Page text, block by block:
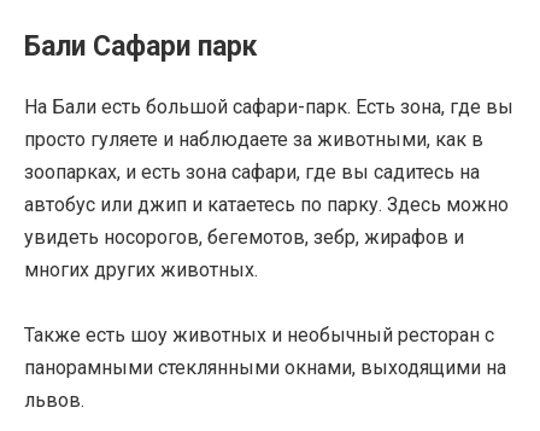
Бали Сафари парк
На Бали есть большой сафари-парк. Есть зона, где вы
просто гуляете и наблюдаете за животными, как в
зоопарках, и есть зона сафари, где вы садитесь на
автобус или джип и катаетесь по парку. Здесь можно
увидеть носорогов, бегемотов, зебр, жирафов и
многих других животных.
Также есть шоу животных и необычный ресторан с
панорамными стеклянными окнами, выходящими на
львов.